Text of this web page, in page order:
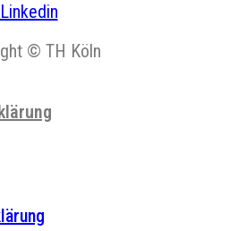
Linkedin
© TH Köln